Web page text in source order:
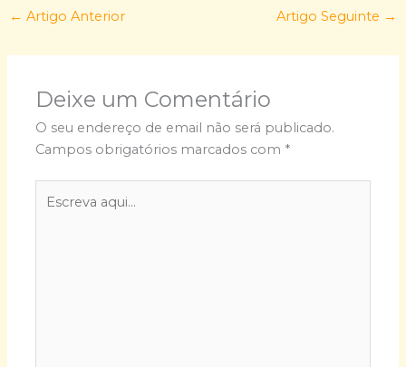
← Artigo Anterior Artigo Seguinte →
Deixe um Comentário
O seu endereço de email não será publicado.
Campos obrigatórios marcados com *
aqui...